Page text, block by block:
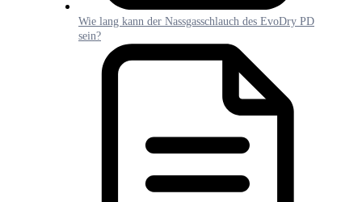
Wie lang kann der Nassgasschlauch des EvoDry PD
sein?